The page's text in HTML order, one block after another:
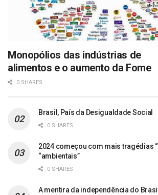
Monopólios das indústrias de
alimentos e o aumento da Fome
0 SHARES
Brasil, País da Desigualdade Social
0 SHARES
2024 começou com mais tragédias
“ambientais”
0 SHARES
A mentira da independência do Brasil